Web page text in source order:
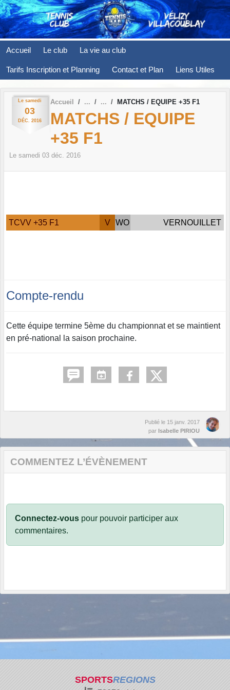
Accueil Le club La vie au club
Tarifs Inscription et Planning Contact et Plan Liens Utiles
Le samedi
03
DÉC. 2016
Accueil MATCHS / EQUIPE +35 F1
MATCHS / EQUIPE
+35 F1
Le samedi 03 déc. 2016
TCVV +35 F1 V WO VERNOUILLET
Compte-rendu
Cette équipe termine 5ème du championnat et se maintient
en pré-national la saison prochaine.
Publié le 15 janv. 2017
par Isabelle PIRIOU
COMMENTEZ L’ÉVÈNEMENT
Connectez-vous pour pouvoir participer aux
commentaires.
SPORTSREGIONS
Panneau de gestion des cookies